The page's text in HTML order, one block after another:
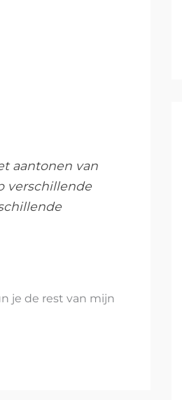
aantonen van
verschillende
je de rest van mijn